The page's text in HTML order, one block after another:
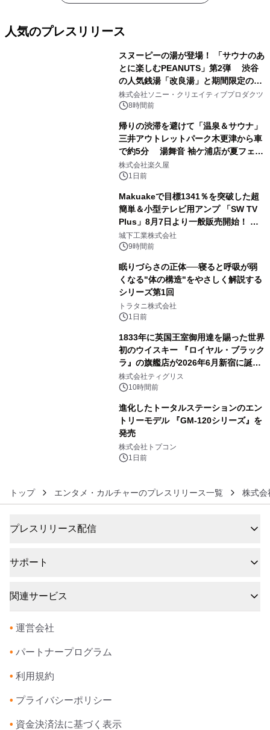
人気のプレスリリース
スヌーピーの湯が登場！ 「サウナのあ
とに楽しむPEANUTS」第2弾 渋谷
の人気銭湯「改良湯」と期間限定のコ
ラボレーション サウナイキタイコラ
ボグッズも発売決定！
株式会社ソニー・クリエイティブプロダクツ
8時間前
帰りの渋滞を避けて「温泉＆サウナ」
三井アウトレットパーク木更津から車
で約5分 湯舞音 袖ケ浦店が夏フェア
メニューを提供
株式会社楽久屋
1日前
Makuakeで目標1341％を突破した超
簡単＆小型テレビ用アンプ 「SW TV
Plus」8月7日より一般販売開始！ ケ
ーブル1本つなぐだけ、テレビの音が
ぐっと豊かに
城下工業株式会社
9時間前
眠りづらさの正体──寝ると呼吸が弱
くなる"体の構造"をやさしく解説する
シリーズ第1回
トラタニ株式会社
1日前
1833年に英国王室御用達を賜った世界
初のウイスキー 『ロイヤル・ブラック
ラ』の旗艦店が2026年6月新宿に誕
生 バカルディ ジャパンと連携した
没入型バー「BAR Arca」
株式会社ティグリス
10時間前
進化したトータルステーションのエン
トリーモデル 『GM-120シリーズ』を
発売
株式会社トプコン
1日前
トップ エンタメ・カルチャーのプレスリリース一覧 株式会
プレスリリース配信
サポート
関連サービス
• 運営会社
• パートナープログラム
• 利用規約
• プライバシーポリシー
• 資金決済法に基づく表示